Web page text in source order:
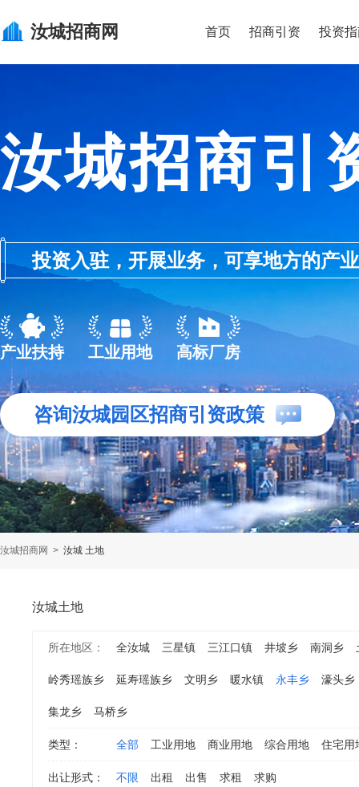
汝城招商网 首页 招商引资 投资
汝城招商引
投资入驻，开展业务，可享地方的产
产业扶持 工业用地 高标厂房
咨询汝城园区招商引资政策
汝城招商网 > 汝城 土地
汝城土地
所在地区： 全汝城 三星镇 三江口镇 井坡乡 南洞乡
岭秀瑶族乡 延寿瑶族乡 文明乡 暖水镇 永丰乡 濠头乡
集龙乡 马桥乡
类型： 全部 工业用地 商业用地 综合用地 住宅用
出让形式： 不限 出租 出售 求租 求购